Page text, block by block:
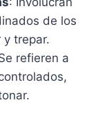
de los
y trepar.
refieren a